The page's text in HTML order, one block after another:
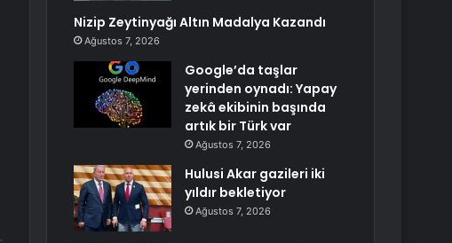
Nizip Zeytinyağı Altın Madalya Kazandı
Ağustos 7, 2026
Google’da taşlar
yerinden oynadı: Yapay
zekâ ekibinin başında
artık bir Türk var
Ağustos 7, 2026
Hulusi Akar gazileri iki
yıldır bekletiyor
Ağustos 7, 2026